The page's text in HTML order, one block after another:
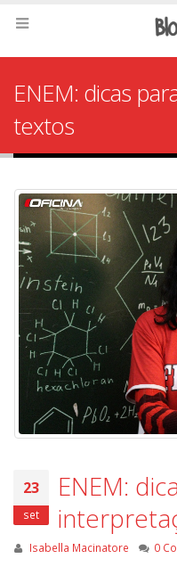
ENEM: dicas
textos
23
set
ENEM:
Isabella Macinatore 0